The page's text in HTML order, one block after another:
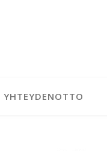
YHTEYDENOTTO